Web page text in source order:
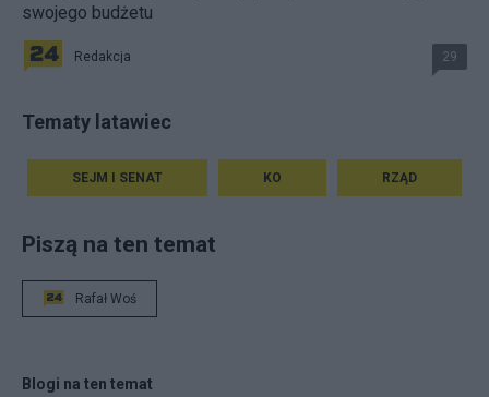
swojego budżetu
Redakcja 29
Tematy latawiec
SEJM I SENAT KO RZĄD
Piszą na ten temat
Rafał Woś
Blogi na ten temat